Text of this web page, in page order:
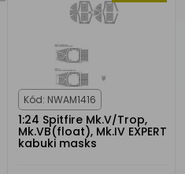
Kód: NWAM1416
1:24 Spitfire Mk.V/Trop,
Mk.VB(float), Mk.IV EXPERT
kabuki masks